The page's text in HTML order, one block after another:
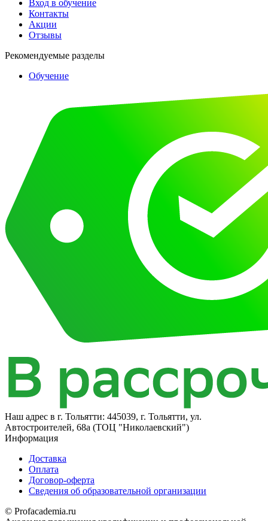
Вход в обучение
Контакты
Акции
Отзывы
Рекомендуемые разделы
Обучение
Наш адрес в г. Тольятти: 445039, г. Тольятти, ул.
Автостроителей, 68а (ТОЦ "Николаевский")
Информация
Доставка
Оплата
Договор-оферта
Сведения об образовательной организации
© Profacademia.ru